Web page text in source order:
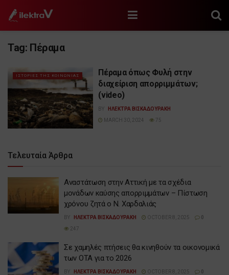
Tag: Πέραμα
ΙΣΤΟΡΙΕΣ ΤΗΣ ΚΟΙΝΩΝΙΑΣ
Πέραμα όπως Φυλή στην
διαχείριση απορριμμάτων;
(video)
BY
ΗΛΕΚΤΡΑ ΒΙΣΚΑΔΟΥΡΑΚΗ
MARCH 30, 2024
75
Τελευταία Άρθρα
Αναστάτωση στην Αττική με τα σχέδια
μονάδων καύσης απορριμμάτων – Πίστωση
χρόνου ζητά ο Ν. Χαρδαλιάς
BY ΗΛΕΚΤΡΑ ΒΙΣΚΑΔΟΥΡΑΚΗ OCTOBER 8, 2025
247
Σε χαμηλές πτήσεις θα κινηθούν τα οικονομικά
των ΟΤΑ για το 2026
BY ΗΛΕΚΤΡΑ ΒΙΣΚΑΔΟΥΡΑΚΗ OCTOBER 8, 2025